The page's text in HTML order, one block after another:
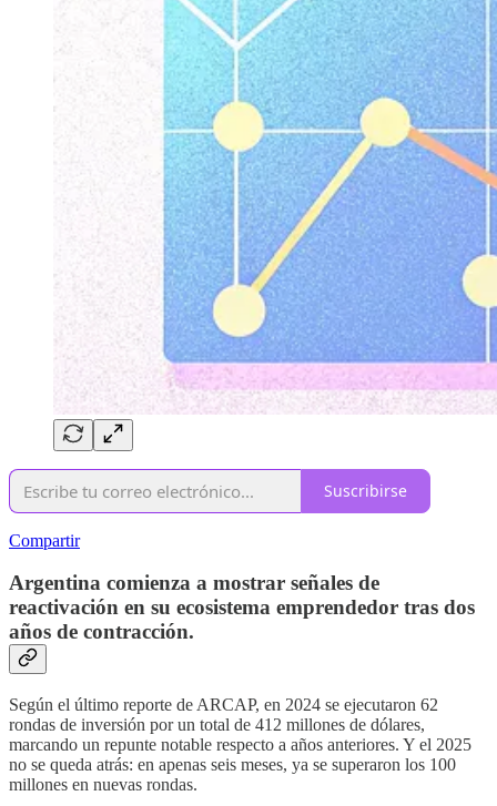
Suscribirse
Compartir
Argentina comienza a mostrar señales de
reactivación en su ecosistema emprendedor tras dos
años de contracción.
Según el último reporte de ARCAP, en 2024 se ejecutaron 62
rondas de inversión por un total de 412 millones de dólares,
marcando un repunte notable respecto a años anteriores. Y el 2025
no se queda atrás: en apenas seis meses, ya se superaron los 100
millones en nuevas rondas.